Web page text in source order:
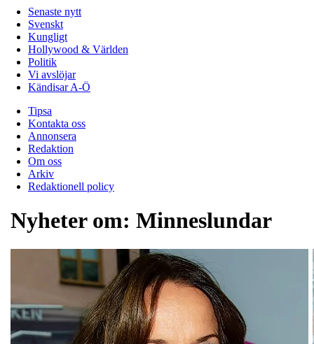
Senaste nytt
Svenskt
Kungligt
Hollywood & Världen
Politik
Vi avslöjar
Kändisar A-Ö
Tipsa
Kontakta oss
Annonsera
Redaktion
Om oss
Arkiv
Redaktionell policy
Nyheter om: Minneslundar